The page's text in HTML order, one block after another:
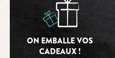
ON EMBALLE VOS
CADEAUX !